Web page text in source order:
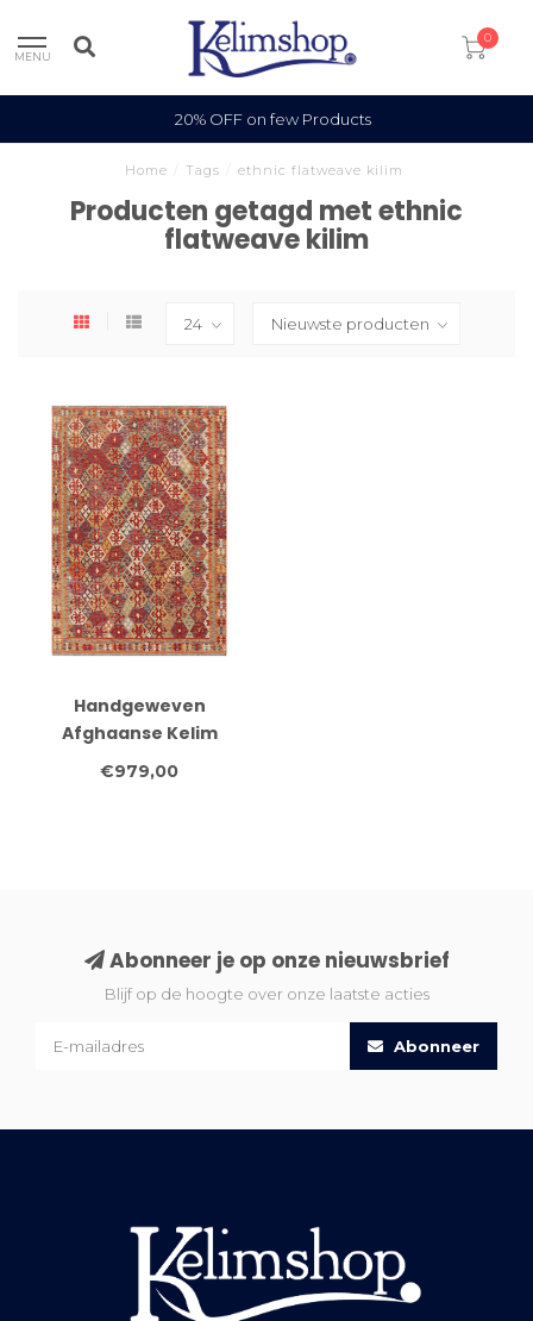
MENU
0
20% OFF on few Products
Home Tags ethnic flatweave kilim
Producten getagd met ethnic
flatweave kilim
Handgeweven
Afghaanse Kelim
Vloerkleed – 293x209
€979,00
Abonneer je op onze nieuwsbrief
Blijf op de hoogte over onze laatste acties
Abonneer